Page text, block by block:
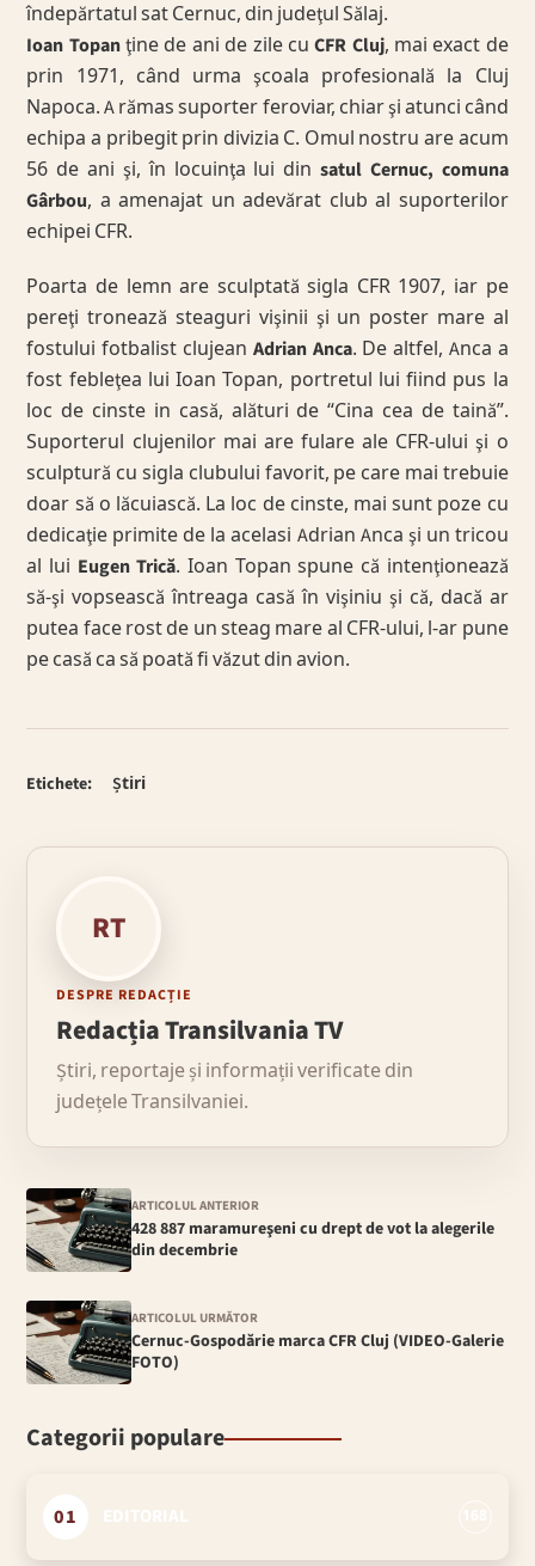
îndepărtatul sat Cernuc, din judeţul Sălaj.
Ioan Topanţine de ani de zile cuCFR Cluj, mai exact de
prin 1971, când urma şcoala profesională la Cluj
Napoca. A rămas suporter feroviar, chiar şi atunci când
echipa a pribegit prin divizia C. Omul nostru are acum
56 de ani şi, în locuinţa lui din satul Cernuc, comuna
Gârbou, a amenajat un adevărat club al suporterilor
echipei CFR.
Poarta de lemn are sculptată sigla CFR 1907, iar pe
pereţi tronează steaguri vişinii şi un poster mare al
fostului fotbalist clujean Adrian Anca. De altfel, Anca a
fost febleţea lui Ioan Topan, portretul lui fiind pus la
loc de cinste in casă, alături de “Cina cea de taină”.
Suporterul clujenilor mai are fulare ale CFR-ului şi o
sculptură cu sigla clubului favorit, pe care mai trebuie
doar să o lăcuiască. La loc de cinste, mai sunt poze cu
dedicaţie primite de la acelasi Adrian Anca şi un tricou
al lui Eugen Trică. Ioan Topan spune că intenţionează
să-şi vopsească întreaga casă în vişiniu şi că, dacă ar
putea face rost de un steag mare al CFR-ului, l-ar pune
pe casă ca să poată fi văzut din avion.
Etichete: Știri
RT
DESPRE REDACȚIE
Redacția Transilvania TV
Știri, reportaje și informații verificate din
județele Transilvaniei.
ARTICOLUL ANTERIOR
428 887 maramureşeni cu drept de vot la alegerile
din decembrie
ARTICOLUL URMĂTOR
Cernuc-Gospodărie marca CFR Cluj (VIDEO-Galerie
FOTO)
Categorii populare
01